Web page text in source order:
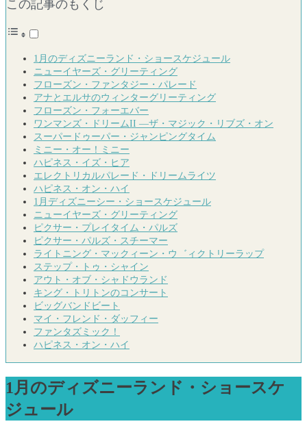
この記事のもくじ
1月のディズニーランド・ショースケジュール
ニューイヤーズ・グリーティング
フローズン・ファンタジー・パレード
アナとエルサのウィンターグリーティング
フローズン・フォーエバー
ワンマンズ・ドリームII ―ザ・マジック・リブズ・オン
スーパードゥーパー・ジャンピングタイム
ミニー・オー！ミニー
ハピネス・イズ・ヒア
エレクトリカルパレード・ドリームライツ
ハピネス・オン・ハイ
1月ディズニーシー・ショースケジュール
ニューイヤーズ・グリーティング
ピクサー・プレイタイム・パルズ
ピクサー・パルズ・スチーマー
ライトニング・マックィーン・ウ゛ィクトリーラップ
ステップ・トゥ・シャイン
アウト・オブ・シャドウランド
キング・トリトンのコンサート
ビッグバンドビート
マイ・フレンド・ダッフィー
ファンタズミック！
ハピネス・オン・ハイ
1月のディズニーランド・ショースケ
ジュール